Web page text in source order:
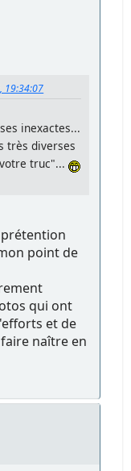
19:34:07
inexactes...
très diverses
truc"...
prétention
point de
qui ont
et de
naître en